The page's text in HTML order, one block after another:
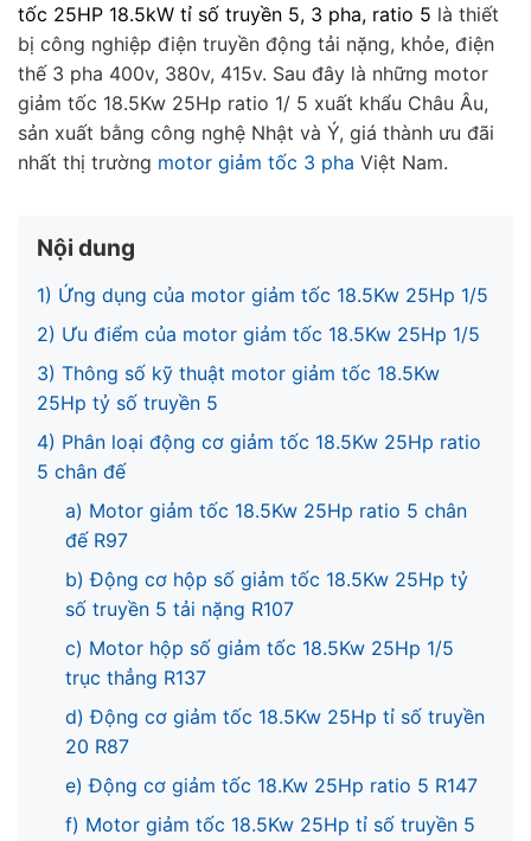
tốc 25HP 18.5kW tỉ số truyền 5, 3 pha, ratio 5 là thiết
bị công nghiệp điện truyền động tải nặng, khỏe, điện
thế 3 pha 400v, 380v, 415v. Sau đây là những motor
giảm tốc 18.5Kw 25Hp ratio 1/ 5 xuất khẩu Châu Âu,
sản xuất bằng công nghệ Nhật và Ý, giá thành ưu đãi
nhất thị trường motor giảm tốc 3 pha Việt Nam.
Nội dung
1) Ứng dụng của motor giảm tốc 18.5Kw 25Hp 1/5
2) Ưu điểm của motor giảm tốc 18.5Kw 25Hp 1/5
3) Thông số kỹ thuật motor giảm tốc 18.5Kw
25Hp tỷ số truyền 5
4) Phân loại động cơ giảm tốc 18.5Kw 25Hp ratio
5 chân đế
a) Motor giảm tốc 18.5Kw 25Hp ratio 5 chân
đế R97
b) Động cơ hộp số giảm tốc 18.5Kw 25Hp tỷ
số truyền 5 tải nặng R107
c) Motor hộp số giảm tốc 18.5Kw 25Hp 1/5
trục thẳng R137
d) Động cơ giảm tốc 18.5Kw 25Hp tỉ số truyền
20 R87
e) Động cơ giảm tốc 18.Kw 25Hp ratio 5 R147
f) Motor giảm tốc 18.5Kw 25Hp tỉ số truyền 5